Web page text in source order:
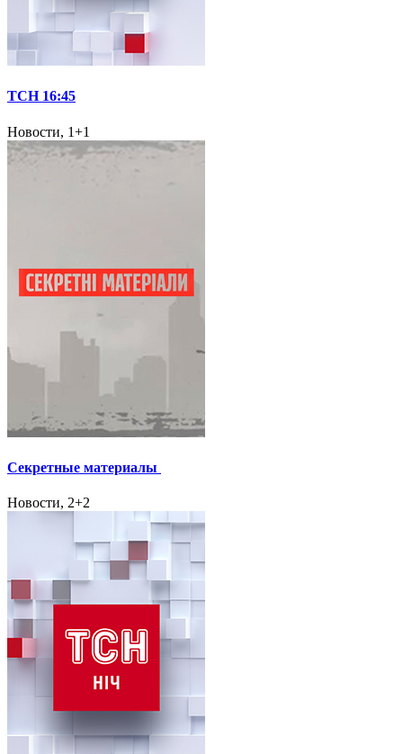
ТСН 16:45
Новости, 1+1
Секретные материалы
Новости, 2+2